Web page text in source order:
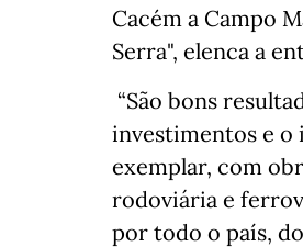
Cacém a Campo
Serra", elenca a
“São bons
investimentos e o
exemplar, com
rodoviária e
por todo o país,